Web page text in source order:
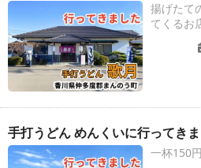
揚げたて
てくるお
手打うどん めんくいに行ってき
一杯150